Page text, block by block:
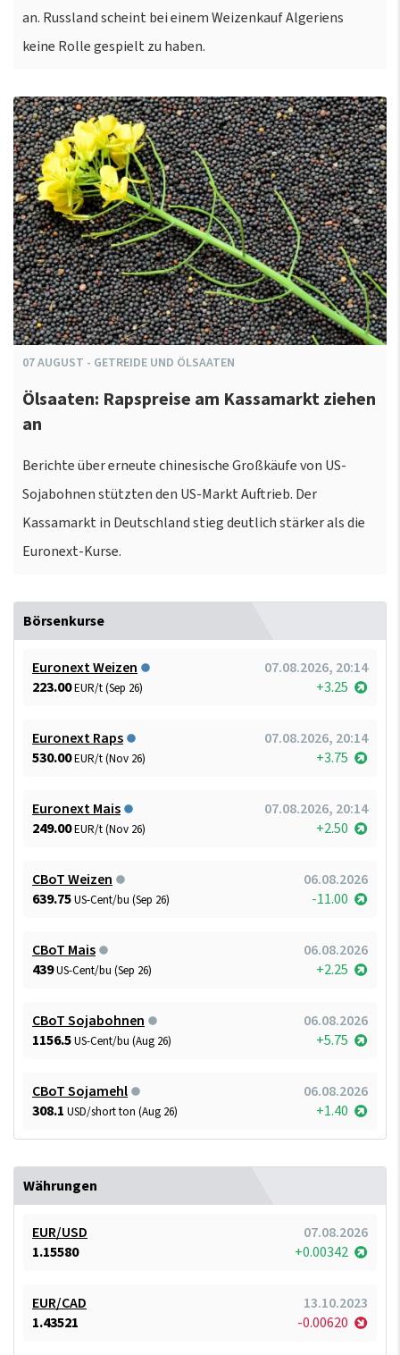
an. Russland scheint bei einem Weizenkauf Algeriens
keine Rolle gespielt zu haben.
07AUGUST - GETREIDE UND ÖLSAATEN
Ölsaaten: Rapspreise am Kassamarkt ziehen
an
Berichte über erneute chinesische Großkäufe von US-
Sojabohnen stützten den US-Markt Auftrieb. Der
Kassamarkt in Deutschland stieg deutlich stärker als die
Euronext-Kurse.
Börsenkurse
Euronext Weizen
07.08.2026, 20:14
223.00EUR/t (Sep 26) +3.25
Euronext Raps
07.08.2026, 20:14
530.00EUR/t (Nov 26) +3.75
Euronext Mais
07.08.2026, 20:14
249.00EUR/t (Nov 26) +2.50
CBoT Weizen
06.08.2026
639.75US-Cent/bu (Sep 26) -11.00
CBoT Mais
06.08.2026
439US-Cent/bu (Sep 26) +2.25
CBoT Sojabohnen
06.08.2026
1156.5US-Cent/bu (Aug 26) +5.75
CBoT Sojamehl
06.08.2026
308.1 USD/short ton (Aug 26) +1.40
Währungen
EUR/USD
07.08.2026
1.15580
+0.00342
EUR/CAD
13.10.2023
1.43521
-0.00620